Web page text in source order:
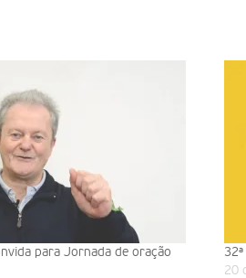
para Jornada de oração
20